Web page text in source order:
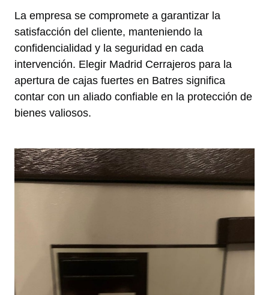
La empresa se compromete a garantizar la
satisfacción del cliente, manteniendo la
confidencialidad y la seguridad en cada
intervención. Elegir Madrid Cerrajeros para la
apertura de cajas fuertes en Batres significa
contar con un aliado confiable en la protección de
bienes valiosos.